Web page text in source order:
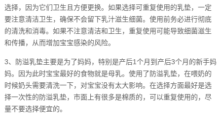
选择，因为它们卫生且方便更换。如果选择可重复使用的乳垫，一定
要注意清洁卫生，确保不会留下乳汁滋生细菌。使用前务必进行彻底
的清洗和消毒。如果不注意清洁和卫生，重复使用可能导致细菌滋生
和传播，从而增加宝宝感染的风险。
3、防溢乳垫主要是为了妈妈，特别是产后1个月到产后3个月的新手妈
妈。因为此时宝宝最好的食物就是母乳。使用了防溢乳垫，在喂奶的
时候奶头需要清洗一下，对宝宝没有太大影响。在选择方面最好是选
择一次性的防溢乳垫，市面上有很多是棉质的，可以重复使用的，尽
量不要选择便宜的。